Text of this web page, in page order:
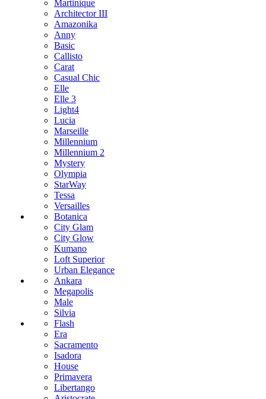
Martinique
Architector III
Amazonika
Anny
Basic
Callisto
Carat
Casual Chic
Elle
Elle 3
Light4
Lucia
Marseille
Millennium
Millennium 2
Mystery
Olympia
StarWay
Tessa
Versailles
Botanica
City Glam
City Glow
Kumano
Loft Superior
Urban Elegance
Ankara
Megapolis
Male
Silvia
Flash
Era
Sacramento
Isadora
House
Primavera
Libertango